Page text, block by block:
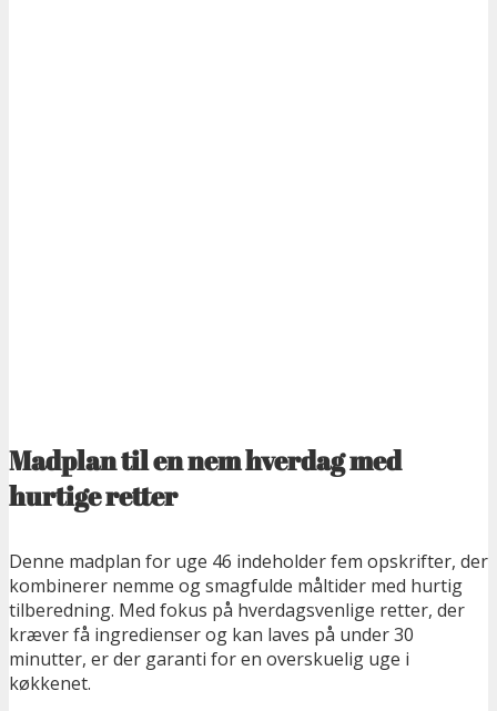
Madplan til en nem hverdag med
hurtige retter
Denne madplan for uge 46 indeholder fem opskrifter, der
kombinerer nemme og smagfulde måltider med hurtig
tilberedning. Med fokus på hverdagsvenlige retter, der
kræver få ingredienser og kan laves på under 30
minutter, er der garanti for en overskuelig uge i
køkkenet.